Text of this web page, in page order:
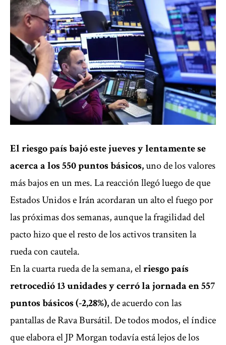
El riesgo país bajó este jueves y lentamente se
acerca a los 550 puntos básicos,uno de los valores
más bajos en un mes. La reacción llegó luego de que
Estados Unidos e Irán acordaran un alto el fuego por
las próximas dos semanas, aunque la fragilidad del
pacto hizo que el resto de los activos transiten la
rueda con cautela.
En la cuarta rueda de la semana, elriesgo país
retrocedió 13 unidades y cerró la jornada en 557
puntos básicos (-2,28%),de acuerdo con las
pantallas de Rava Bursátil. De todos modos, el índice
que elabora el JP Morgan todavía está lejos de los